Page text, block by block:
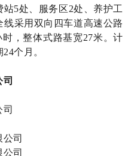
5处、服务区2处、养护工
采用双向四车道高速公路
，整体式路基宽27米。计
个月。
司
司